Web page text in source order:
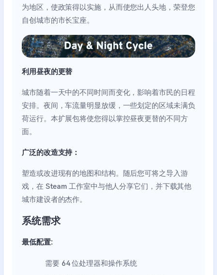
为地区，使政策得以实施，从而使您出人头地，荣登您
自创城市的市长宝座。
利用昼夜的更替
城市随着一天中的不同时间而变化，影响着市民的日程
安排。夜间，车流量明显放缓，一些划定的区域未满负
荷运行。本扩展包将使您得以掌控昼夜更替的不同方
面。
广泛的改造支持：
塑造或改进现有的地图和结构。随后您可将之导入游
戏，在 Steam 工作室中与他人分享它们，并下载其他
城市建设者的杰作。
系统需求
最低配置:
需要 64 位处理器和操作系统